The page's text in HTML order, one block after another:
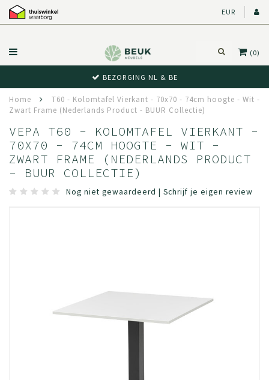
EUR
(0)
BEZORGING NL & BE
Home
T60 - Kolomtafel Vierkant - 70x70 - 74cm hoogte - Wit -
Zwart Frame (Nederlands Product - BUUR Collectie)
VEPA T60 - KOLOMTAFEL VIERKANT -
70X70 - 74CM HOOGTE - WIT -
ZWART FRAME (NEDERLANDS PRODUCT
- BUUR COLLECTIE)
Nog niet gewaardeerd | Schrijf je eigen review